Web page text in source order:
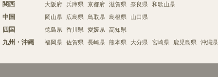
関西 大阪府 兵庫県 京都府 滋賀県 奈良県 和歌山県
中国 岡山県 広島県 鳥取県 島根県 山口県
四国 徳島県 香川県 愛媛県 高知県
九州・沖縄 福岡県 佐賀県 長崎県 熊本県 大分県 宮崎県 鹿児島県 沖縄県